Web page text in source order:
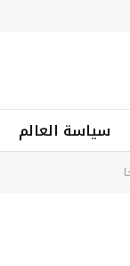
سياسة العالم